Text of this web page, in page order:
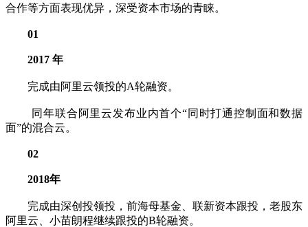
合作等方面表现优异，深受资本市场的青睐。
01
2017 年
完成由阿里云领投的A轮融资。
同年联合阿里云发布业内首个“同时打通控制面和数据
面”的混合云。
02
2018年
完成由深创投领投，前海母基金、联新资本跟投，老股东
阿里云、小苗朗程继续跟投的B轮融资。